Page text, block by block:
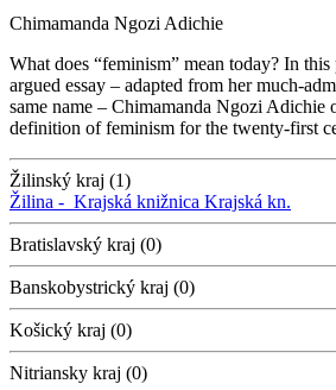
Chimamanda Ngozi Adichie
What does “feminism” mean today? In
argued essay – adapted from her much-
same name – Chimamanda Ngozi Adichie
definition of feminism for the twenty-first
Žilinský kraj (1)
Žilina - Krajská knižnica Krajská kn.
Bratislavský kraj (0)
Banskobystrický kraj (0)
Košický kraj (0)
Nitriansky kraj (0)